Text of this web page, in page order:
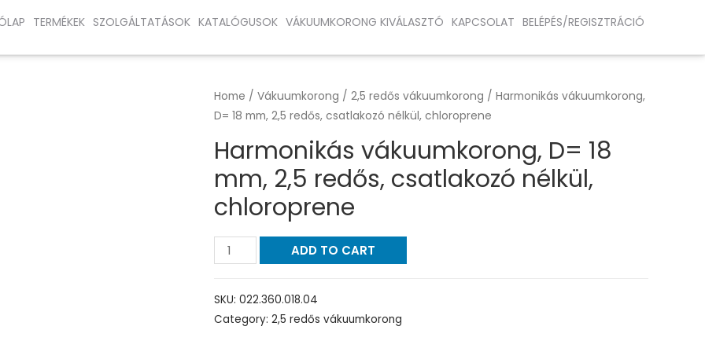
TERMÉKEK SZOLGÁLTATÁSOK KATALÓGUSOK VÁKUUMKORONG KIVÁLASZTÓ KAPCSOLAT BELÉPÉS/REGISZTRÁCIÓ
Home / Vákuumkorong / 2,5 redős vákuumkorong / Harmonikás vákuumkorong,
D= 18 mm, 2,5 redős, csatlakozó nélkül, chloroprene
Harmonikás vákuumkorong, D= 18
mm, 2,5 redős, csatlakozó nélkül,
chloroprene
ADD TO CART
SKU: 022.360.018.04
Category: 2,5 redős vákuumkorong